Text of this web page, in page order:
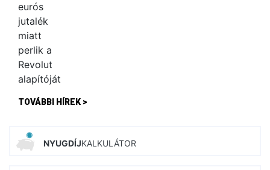
TOVÁBBI HÍREK >
NYUGDÍJKALKULÁTOR